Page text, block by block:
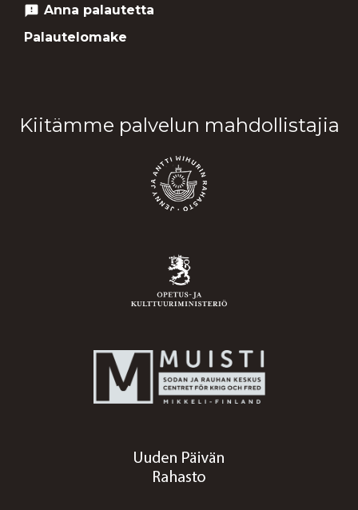
feedback Anna palautetta
Palautelomake
Kiitämme palvelun mahdollistajia